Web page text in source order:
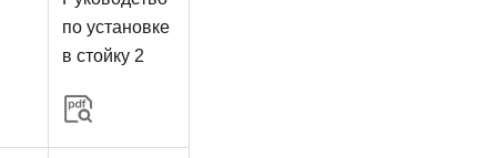
по установке
в стойку 2